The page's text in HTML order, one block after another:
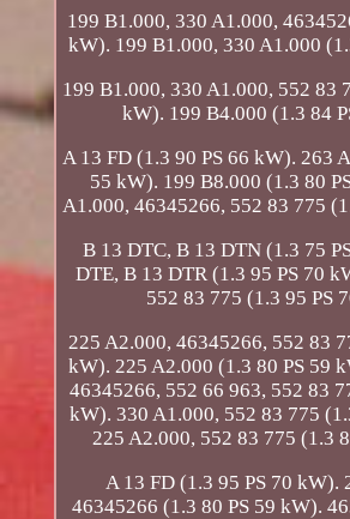
199 B1.000, 330 A1.000,
kW). 199 B1.000, 330 A1.000
199 B1.000, 330 A1.000, 552 83
kW). 199 B4.000 (1.3 84
A 13 FD (1.3 90 PS 66 kW). 263
55 kW). 199 B8.000 (1.3 80
A1.000, 46345266, 552 83 775
B 13 DTC, B 13 DTN (1.3 75
DTE, B 13 DTR (1.3 95 PS 70
552 83 775 (1.3 95 PS
225 A2.000, 46345266, 552 83
kW). 225 A2.000 (1.3 80 PS 59
46345266, 552 66 963, 552 83
kW). 330 A1.000, 552 83 775
225 A2.000, 552 83 775 (1.3
A 13 FD (1.3 95 PS 70 kW).
46345266 (1.3 80 PS 59 kW).